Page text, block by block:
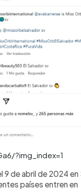
?img_index=1
de abril de 2024 en
países entren en